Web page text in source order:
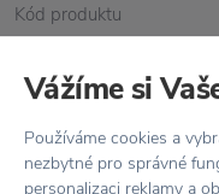
Kód produktu
Rozmer
Vážíme si
Používáme cookies a
nezbytné pro správné
personalizaci reklamy a